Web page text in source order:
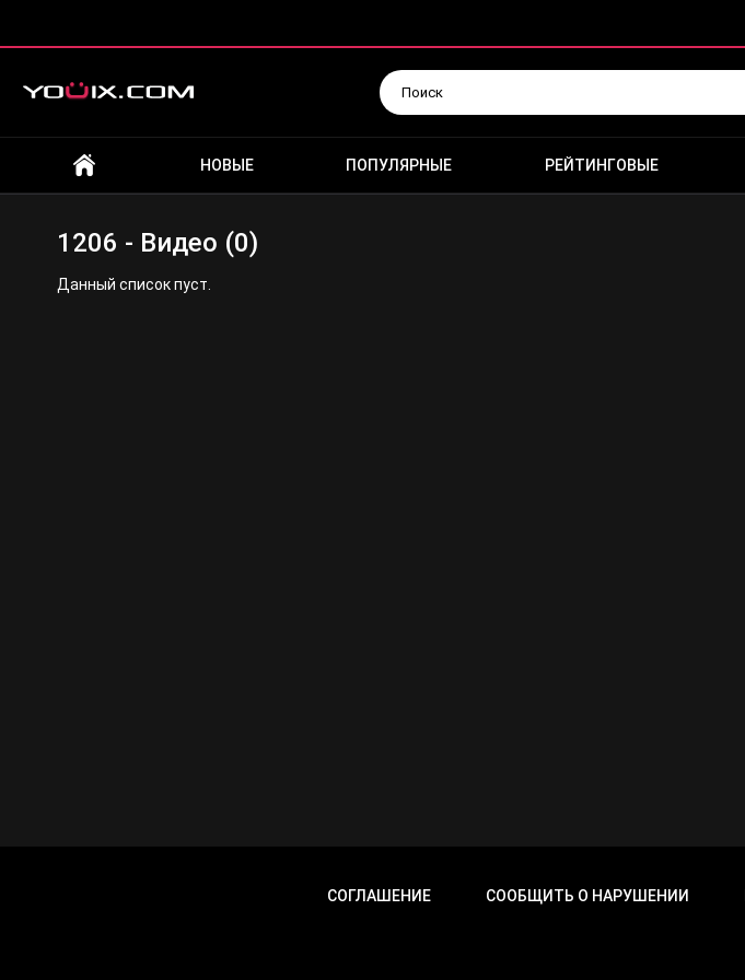
НОВЫЕ ПОПУЛЯРНЫЕ РЕЙТИНГОВЫЕ
1206 - Видео (0)
Данный список пуст.
СОГЛАШЕНИЕ СООБЩИТЬ О НАРУШЕНИИ